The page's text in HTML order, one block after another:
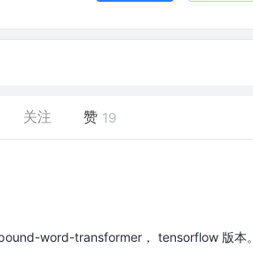
关注 赞 19
word-transformer， tensorflow 版本。